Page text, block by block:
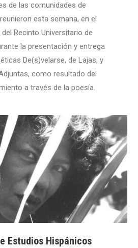
de las comunidades de
esta semana, en el
Recinto Universitario de
la presentación y entrega
De(s)velarse, de Lajas, y
como resultado del
a través de la poesía.
Estudios Hispánicos